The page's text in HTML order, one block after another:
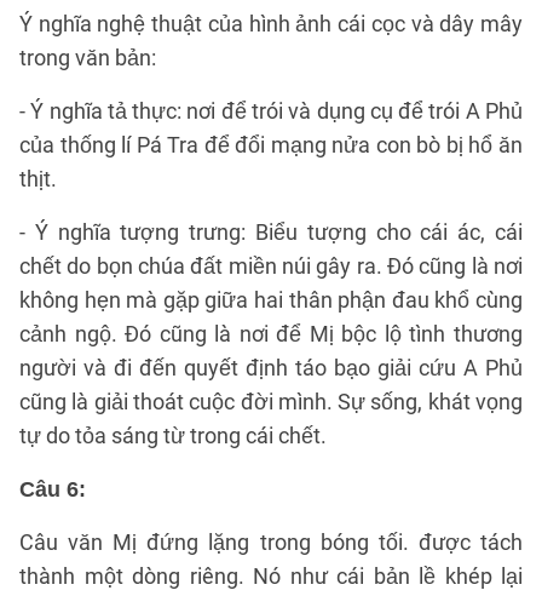
Ý nghĩa nghệ thuật của hình ảnh cái cọc và dây mây
trong văn bản:
- Ý nghĩa tả thực: nơi để trói và dụng cụ để trói A Phủ
của thống lí Pá Tra để đổi mạng nửa con bò bị hổ ăn
thịt.
- Ý nghĩa tượng trưng: Biểu tượng cho cái ác, cái
chết do bọn chúa đất miền núi gây ra. Đó cũng là nơi
không hẹn mà gặp giữa hai thân phận đau khổ cùng
cảnh ngộ. Đó cũng là nơi để Mị bộc lộ tình thương
người và đi đến quyết định táo bạo giải cứu A Phủ
cũng là giải thoát cuộc đời mình. Sự sống, khát vọng
tự do tỏa sáng từ trong cái chết.
Câu 6:
Câu văn Mị đứng lặng trong bóng tối. được tách
thành một dòng riêng. Nó như cái bản lề khép lại